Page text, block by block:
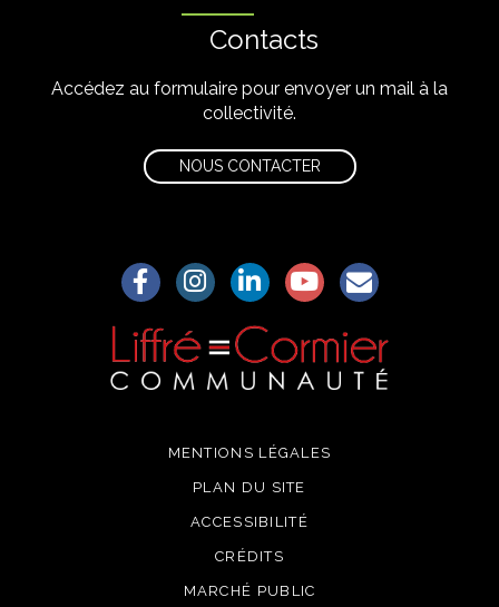
Contacts
Accédez au formulaire pour envoyer un mail à la
collectivité.
NOUS CONTACTER
Lien vers le compte Facebook
Lien vers le compte Instagram
Lien vers le compte Linkedin
Lien vers la chaîne
S'aWonner à
MENTIONS LÉGALES
PLAN DU SITE
ACCESSIBILITÉ
CRÉDITS
MARCHÉ PUBLIC